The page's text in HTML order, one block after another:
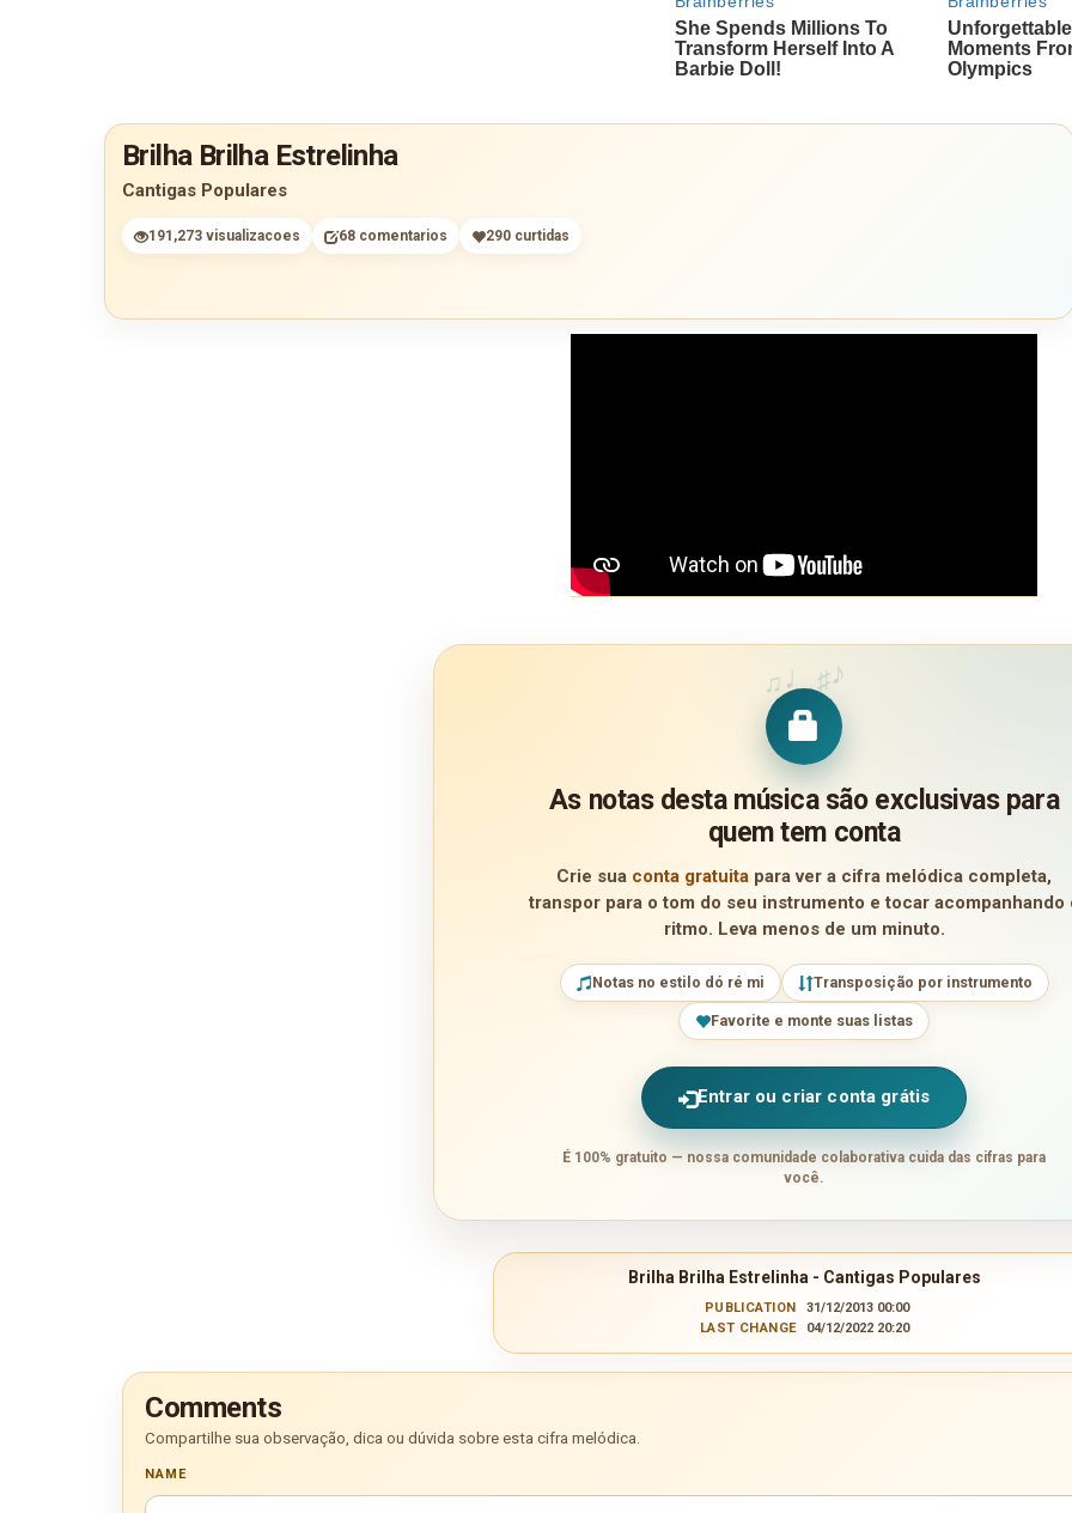
Brilha Brilha Estrelinha
Cantigas Populares
191,273 visualizacoes 68 comentarios 290 curtidas
♫ ♩ ♯♪
As notas desta música são exclusivas para
quem tem conta
Crie sua conta gratuita para ver a cifra melódica completa,
transpor para o tom do seu instrumento e tocar acompanhando
ritmo. Leva menos de um minuto.
Notas no estilo dó ré mi Transposição por instrumento
Favorite e monte suas listas
Entrar ou criar conta grátis
É 100% gratuito — nossa comunidade colaborativa cuida das cifras para
você.
Brilha Brilha Estrelinha - Cantigas Populares
PUBLICATION
31/12/2013 00:00
LAST CHANGE
04/12/2022 20:20
Comments
Compartilhe sua observação, dica ou dúvida sobre esta cifra melódica.
NAME